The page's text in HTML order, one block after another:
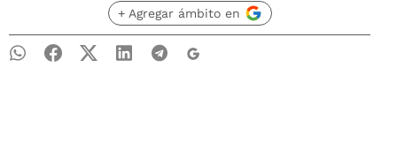
+ Agregar ámbito en